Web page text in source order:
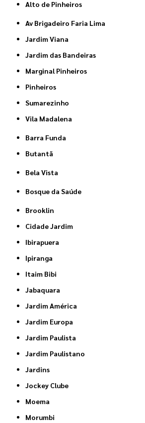
Alto de Pinheiros
Av Brigadeiro Faria Lima
Jardim Viana
Jardim das Bandeiras
Marginal Pinheiros
Pinheiros
Sumarezinho
Vila Madalena
Barra Funda
Butantã
Bela Vista
Bosque da Saúde
Brooklin
Cidade Jardim
Ibirapuera
Ipiranga
Itaim Bibi
Jabaquara
Jardim América
Jardim Europa
Jardim Paulista
Jardim Paulistano
Jardins
Jockey Clube
Moema
Morumbi